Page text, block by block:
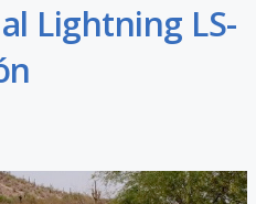
Lightning LS-